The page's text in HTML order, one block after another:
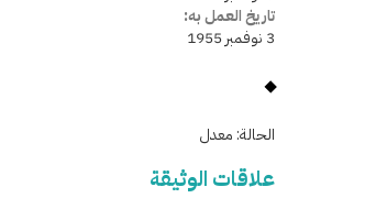
تاريخ العمل به:
3 نوفمبر 1955
الحالة: معدل
علاقات الوثيقة